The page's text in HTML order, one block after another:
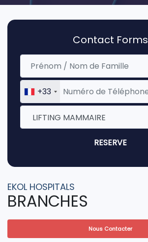
Contact Forms
+33
RESERVE
EKOL HOSPITALS
BRANCHES
Nous Contacter